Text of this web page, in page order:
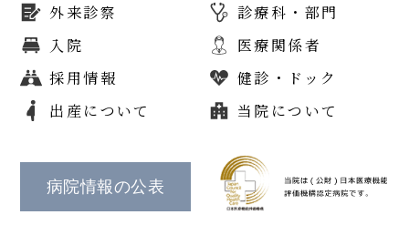
外来診察
診療科・部門
入院
医療関係者
採用情報
健診・ドック
出産について
当院について
病院情報の公表